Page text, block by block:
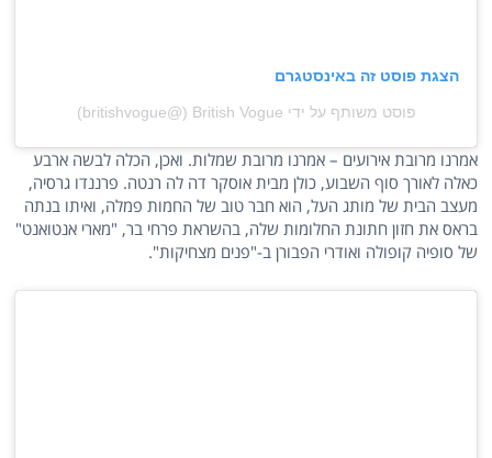
הצגת פוסט זה באינסטגרם
פוסט משותף על ידי ‏‎British Vogue‎‏ (@‏‎britishvogue‎‏)
אמרנו מרובת אירועים – אמרנו מרובת שמלות. ואכן, הכלה לבשה ארבע
כאלה לאורך סוף השבוע, כולן מבית אוסקר דה לה רנטה. פרננדו גרסיה,
מעצב הבית של מותג העל, הוא חבר טוב של החמות פמלה, ואיתו בנתה
בראס את חזון חתונת החלומות שלה, בהשראת פרחי בר, "מארי אנטואנט"
של סופיה קופולה ואודרי הפבורן ב-"פנים מצחיקות".